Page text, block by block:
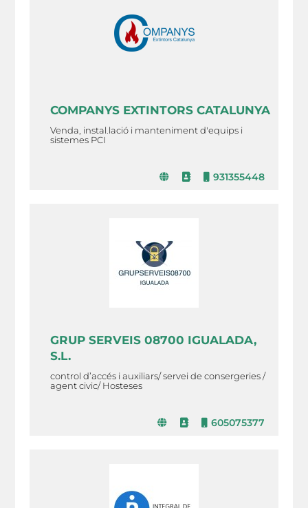
COMPANYS EXTINTORS CATALUNYA
Venda, instal.lació i manteniment d'equips i
sistemes PCI
931355448
GRUP SERVEIS 08700 IGUALADA,
S.L.
control d’accés i auxiliars/ servei de consergeries /
agent civic/ Hosteses
605075377